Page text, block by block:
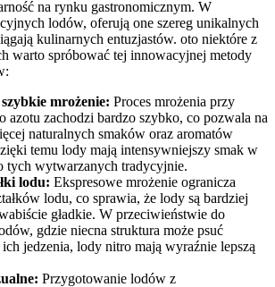
na rynku gastronomicznym. W
lodów, oferują one szereg unikalnych
kulinarnych entuzjastów. oto niektóre z
warto spróbować tej innowacyjnej ‌metody
mrożenie: ‌Proces mrożenia‍ przy
azotu zachodzi bardzo szybko, co pozwala na
naturalnych smaków oraz⁢ aromatów
temu lody ​mają intensywniejszy smak w​
tych wytwarzanych tradycyjnie.
lodu: Ekspresowe mrożenie ogranicza
lodu, co sprawia, że lody są ‍bardziej
‌gładkie. W przeciwieństwie do
gdzie niecna struktura może psuć
jedzenia, lody‌ nitro mają wyraźnie lepszą
Przygotowanie lodów z